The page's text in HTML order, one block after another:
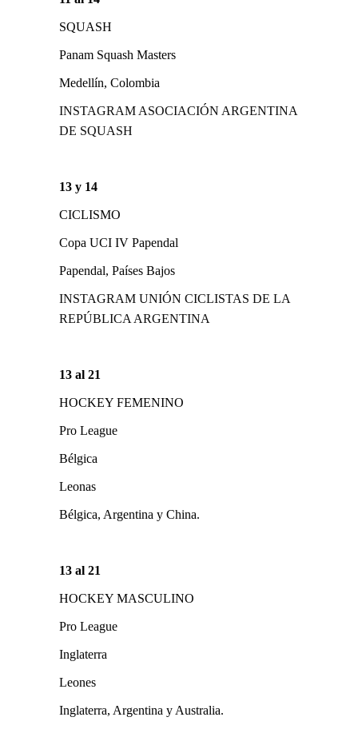
SQUASH
Panam Squash Masters
Medellín, Colombia
INSTAGRAM ASOCIACIÓN ARGENTINA
DE SQUASH
13 y 14
CICLISMO
Copa UCI IV Papendal
Papendal, Países Bajos
INSTAGRAM UNIÓN CICLISTAS DE LA
REPÚBLICA ARGENTINA
13 al 21
HOCKEY FEMENINO
Pro League
Bélgica
Leonas
Bélgica, Argentina y China.
13 al 21
HOCKEY MASCULINO
Pro League
Inglaterra
Leones
Inglaterra, Argentina y Australia.